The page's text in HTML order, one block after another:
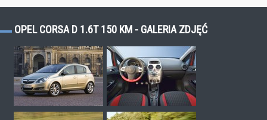
OPEL CORSA D 1.6T 150 KM - GALERIA ZDJĘĆ